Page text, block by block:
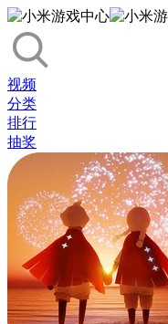
视频
分类
排行
抽奖